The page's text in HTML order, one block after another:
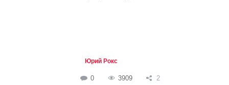
Юрий Рокс
0 3909 2